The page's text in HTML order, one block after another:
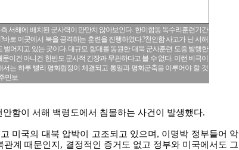
서해에 배치된 군사력이 만만치 않아보인다. 한미합동 독수리훈련기간
로 이곳에서 북을 공격하는 훈련을 진행하였다.?천안함 사고가 난 서해
벌어지고 있는 곳이다. 대규모 함대를 동원한 대북 군사훈련 도중 발행한
이건 아니건 한반도 군사적 긴장과 무관하다고 볼 수 없다. 이런 비극이
는 하루 빨리 평화협정이 체결되고 통일과 평화군축을 이루어야 할 것
민보
함이 서해 백령도에서 침몰하는 사건이 발생했다.
미국의 대북 압박이 고조되고 있으며, 이명박 정부들어 악
계 때문인지, 결정적인 증거도 없고 정부와 미국에서도 그